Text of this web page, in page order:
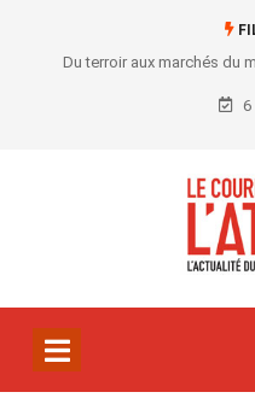
Du terroir aux marchés du